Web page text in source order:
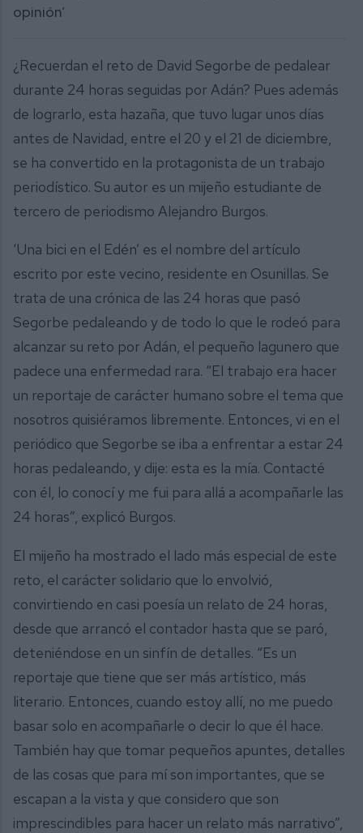
opinión’
¿Recuerdan el reto de David Segorbe de pedalear
durante 24 horas seguidas por Adán? Pues además
de lograrlo, esta hazaña, que tuvo lugar unos días
antes de Navidad, entre el 20 y el 21 de diciembre,
se ha convertido en la protagonista de un trabajo
periodístico. Su autor es un mijeño estudiante de
tercero de periodismo Alejandro Burgos.
‘Una bici en el Edén’ es el nombre del artículo
escrito por este vecino, residente en Osunillas. Se
trata de una crónica de las 24 horas que pasó
Segorbe pedaleando y de todo lo que le rodeó para
alcanzar su reto por Adán, el pequeño lagunero que
padece una enfermedad rara. “El trabajo era hacer
un reportaje de carácter humano sobre el tema que
nosotros quisiéramos libremente. Entonces, vi en el
periódico que Segorbe se iba a enfrentar a estar 24
horas pedaleando, y dije: esta es la mía. Contacté
con él, lo conocí y me fui para allá a acompañarle las
24 horas”, explicó Burgos.
El mijeño ha mostrado el lado más especial de este
reto, el carácter solidario que lo envolvió,
convirtiendo en casi poesía un relato de 24 horas,
desde que arrancó el contador hasta que se paró,
deteniéndose en un sinfín de detalles. “Es un
reportaje que tiene que ser más artístico, más
literario. Entonces, cuando estoy allí, no me puedo
basar solo en acompañarle o decir lo que él hace.
También hay que tomar pequeños apuntes, detalles
de las cosas que para mí son importantes, que se
escapan a la vista y que considero que son
imprescindibles para hacer un relato más narrativo”,